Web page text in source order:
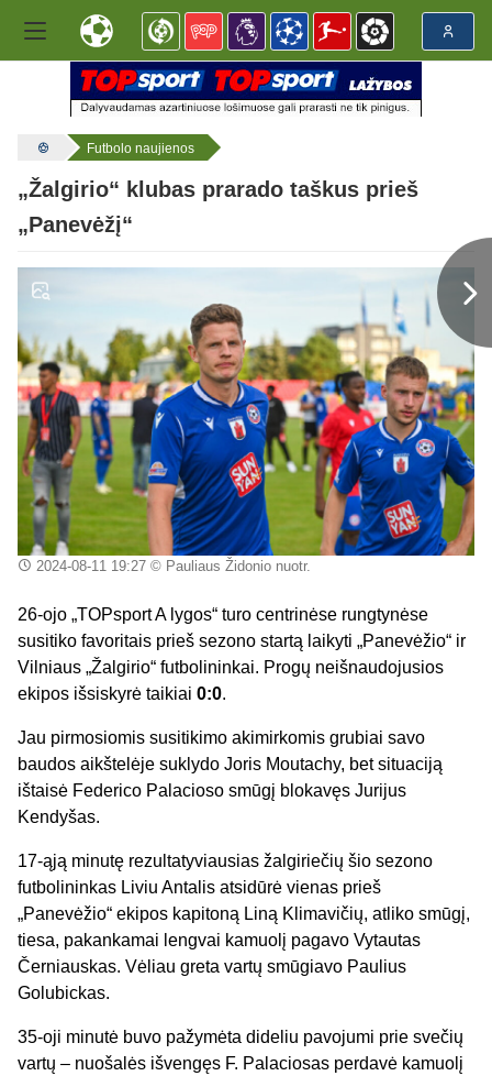
Futbolo naujienos
„Žalgirio“ klubas prarado taškus prieš
„Panevėžį“
2024-08-11 19:27© Pauliaus Židonio nuotr.
26-ojo „TOPsport A lygos“ turo centrinėse rungtynėse
susitiko favoritais prieš sezono startą laikyti „Panevėžio“ ir
Vilniaus „Žalgirio“ futbolininkai. Progų neišnaudojusios
ekipos išsiskyrė taikiai 0:0.
Jau pirmosiomis susitikimo akimirkomis grubiai savo
baudos aikštelėje suklydo Joris Moutachy, bet situaciją
ištaisė Federico Palacioso smūgį blokavęs Jurijus
Kendyšas.
17-ąją minutę rezultatyviausias žalgiriečių šio sezono
futbolininkas Liviu Antalis atsidūrė vienas prieš
„Panevėžio“ ekipos kapitoną Liną Klimavičių, atliko smūgį,
tiesa, pakankamai lengvai kamuolį pagavo Vytautas
Černiauskas. Vėliau greta vartų smūgiavo Paulius
Golubickas.
35-oji minutė buvo pažymėta dideliu pavojumi prie svečių
vartų – nuošalės išvengęs F. Palaciosas perdavė kamuolį